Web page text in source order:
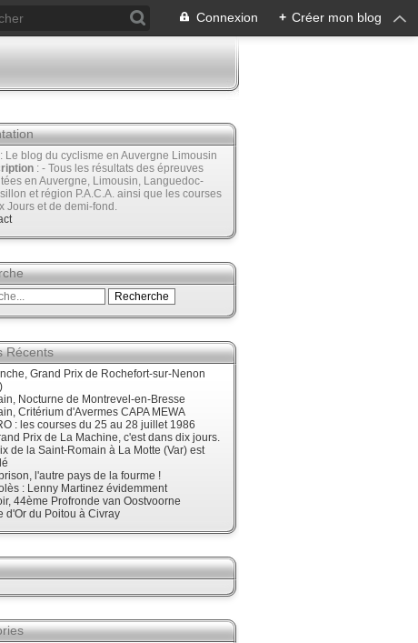
Connexion + Créer mon blog
: Le blog du cyclisme en Auvergne Limousin
: - Tous les résultats des épreuves
en Auvergne, Limousin, Languedoc-
et région P.A.C.A. ainsi que les courses
Jours et de demi-fond.
Récents
Grand Prix de Rochefort-sur-Nenon
Nocturne de Montrevel-en-Bresse
Critérium d'Avermes CAPA MEWA
: les courses du 25 au 28 juillet 1986
Prix de La Machine, c'est dans dix jours.
de la Saint-Romain à La Motte (Var) est
l'autre pays de la fourme !
: Lenny Martinez évidemment
44ème Profronde van Oostvoorne
d'Or du Poitou à Civray